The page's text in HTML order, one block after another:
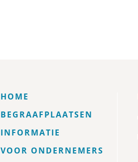
HOME
BEGRAAFPLAATSEN
INFORMATIE
VOOR ONDERNEMERS